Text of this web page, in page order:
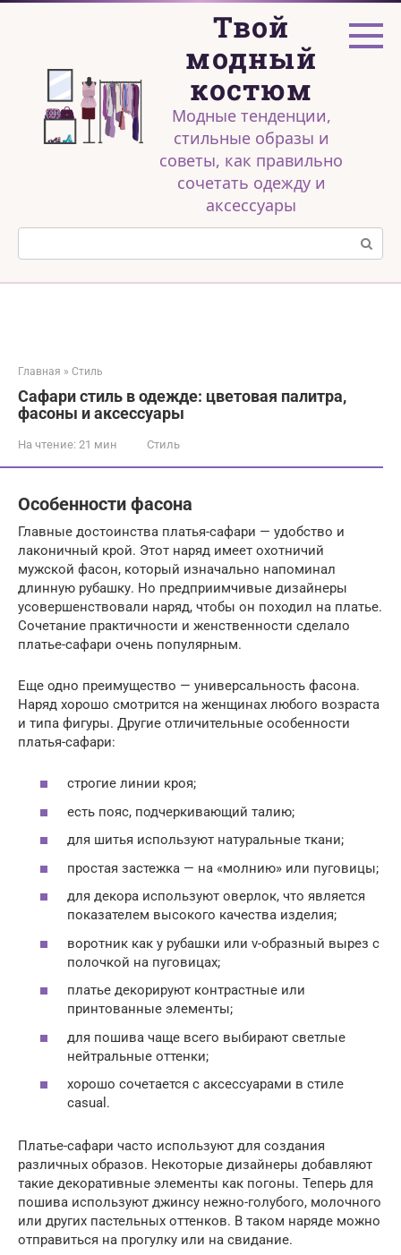
Перейти
Твой
модный
костюм
Модные тенденции,
стильные образы и
советы, как правильно
сочетать одежду и
аксессуары
Поиск:
Главная » Стиль
Сафари стиль в одежде: цветовая палитра,
фасоны и аксессуары
На чтение: 21 мин Стиль
Особенности фасона
Главные достоинства платья-сафари — удобство и
лаконичный крой. Этот наряд имеет охотничий
мужской фасон, который изначально напоминал
длинную рубашку. Но предприимчивые дизайнеры
усовершенствовали наряд, чтобы он походил на платье.
Сочетание практичности и женственности сделало
платье-сафари очень популярным.
Еще одно преимущество — универсальность фасона.
Наряд хорошо смотрится на женщинах любого возраста
и типа фигуры. Другие отличительные особенности
платья-сафари:
строгие линии кроя;
есть пояс, подчеркивающий талию;
для шитья используют натуральные ткани;
простая застежка — на «молнию» или пуговицы;
для декора используют оверлок, что является
показателем высокого качества изделия;
воротник как у рубашки или v-образный вырез с
полочкой на пуговицах;
платье декорируют контрастные или
принтованные элементы;
для пошива чаще всего выбирают светлые
нейтральные оттенки;
хорошо сочетается с аксессуарами в стиле
casual.
Платье-сафари часто используют для создания
различных образов. Некоторые дизайнеры добавляют
такие декоративные элементы как погоны. Теперь для
пошива используют джинсу нежно-голубого, молочного
или других пастельных оттенков. В таком наряде можно
отправиться на прогулку или на свидание.